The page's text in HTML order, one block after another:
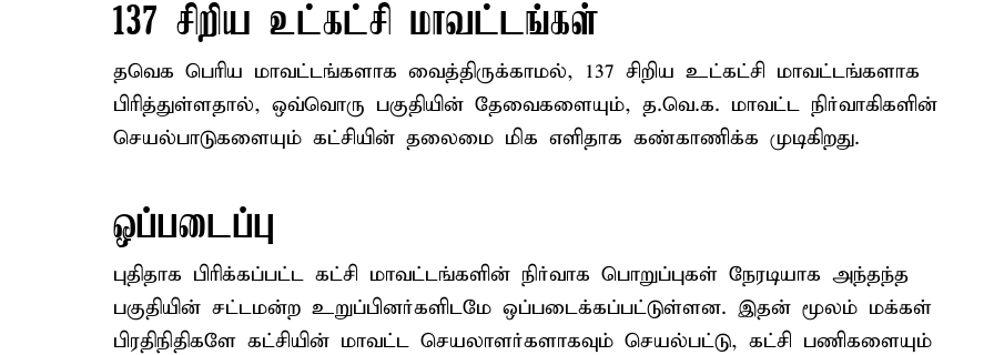
137 சிறிய உட்கட்சி மாவட்டங்கள்
தவெக பெரிய மாவட்டங்களாக வைத்திருக்காமல், 137 சிறிய உட்கட்சி மாவட்டங்களாக
பிரித்துள்ளதால், ஒவ்வொரு பகுதியின் தேவைகளையும், த.வெ.க. மாவட்ட நிர்வாகிகளின்
செயல்பாடுகளையும் கட்சியின் தலைமை மிக எளிதாக கண்காணிக்க முடிகிறது.
ஒப்படைப்பு
புதிதாக பிரிக்கப்பட்ட கட்சி மாவட்டங்களின் நிர்வாக பொறுப்புகள் நேரடியாக அந்தந்த
பகுதியின் சட்டமன்ற உறுப்பினர்களிடமே ஒப்படைக்கப்பட்டுள்ளன. இதன் மூலம் மக்கள்
பிரதிநிதிகளே கட்சியின் மாவட்ட செயலாளர்களாகவும் செயல்பட்டு, கட்சி பணிகளையும்